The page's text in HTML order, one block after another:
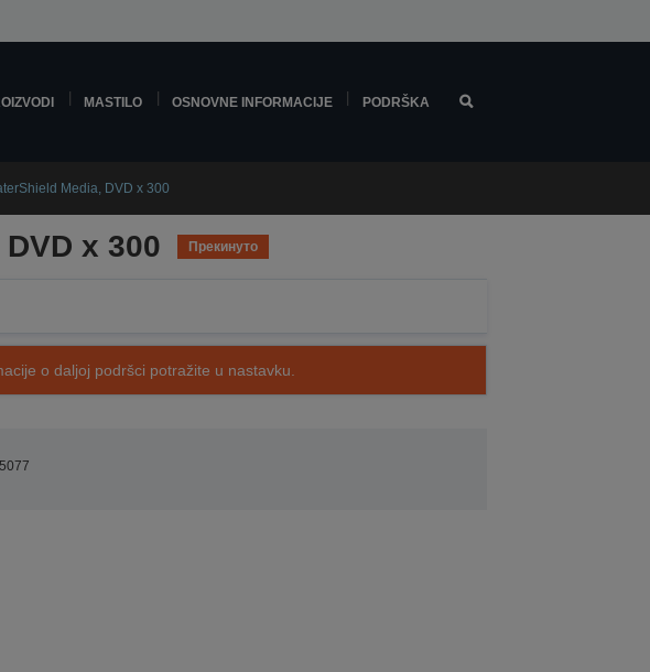
MASTILO OSNOVNE INFORMACIJE PODRŠKA
Media, DVD x 300
x 300 Прекинуто
o daljoj podršci potražite u nastavku.